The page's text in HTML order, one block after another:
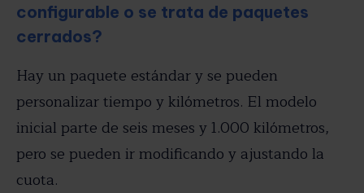
configurable o se trata de paquetes
cerrados?
Hay un paquete estándar y se pueden
personalizar tiempo y kilómetros. El modelo
inicial parte de seis meses y 1.000 kilómetros,
pero se pueden ir modificando y ajustando la
cuota.